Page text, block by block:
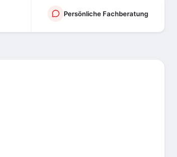
Persönliche Fachberatung